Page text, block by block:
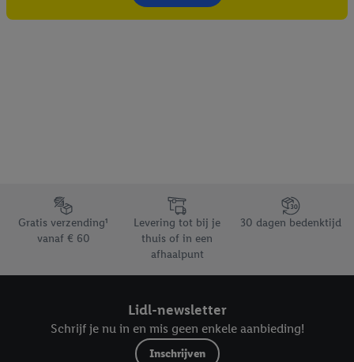
Footerelement met de verschillende USPs van Lidl.be
Gratis verzending¹
vanaf € 60
Levering tot bij je
thuis of in een
afhaalpunt
30 dagen bedenktijd
Lidl-newsletter
Schrijf je nu in en mis geen enkele aanbieding!
Inschrijven